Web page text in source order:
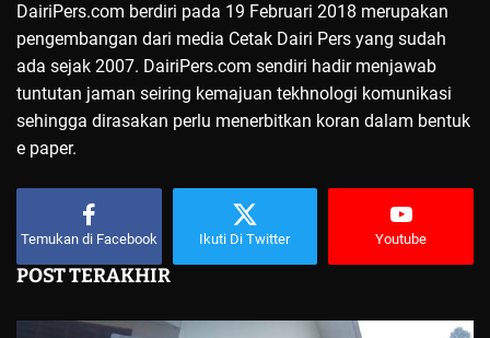
DairiPers.com berdiri pada 19 Februari 2018 merupakan
pengembangan dari media Cetak Dairi Pers yang sudah
ada sejak 2007. DairiPers.com sendiri hadir menjawab
tuntutan jaman seiring kemajuan tekhnologi komunikasi
sehingga dirasakan perlu menerbitkan koran dalam bentuk
e paper.
Temukan di Facebook Ikuti Di Twitter Youtube
POST TERAKHIR